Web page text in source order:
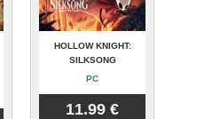
HOLLOW KNIGHT:
SILKSONG
PC
11.99 €